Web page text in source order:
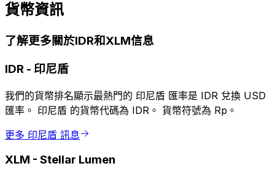
貨幣資訊
了解更多關於IDR和XLM信息
IDR - 印尼盾
我們的貨幣排名顯示最熱門的 印尼盾 匯率是 IDR 兌換 USD
匯率。 印尼盾 的貨幣代碼為 IDR。 貨幣符號為 Rp。
更多 印尼盾 訊息
XLM - Stellar Lumen